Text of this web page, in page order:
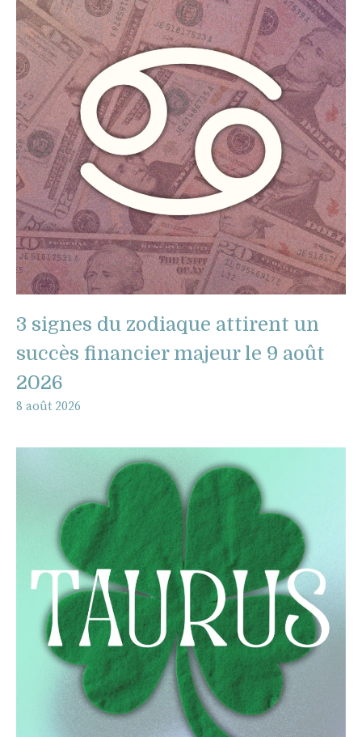
3 signes du zodiaque attirent un
succès financier majeur le 9 août
2026
8 août 2026